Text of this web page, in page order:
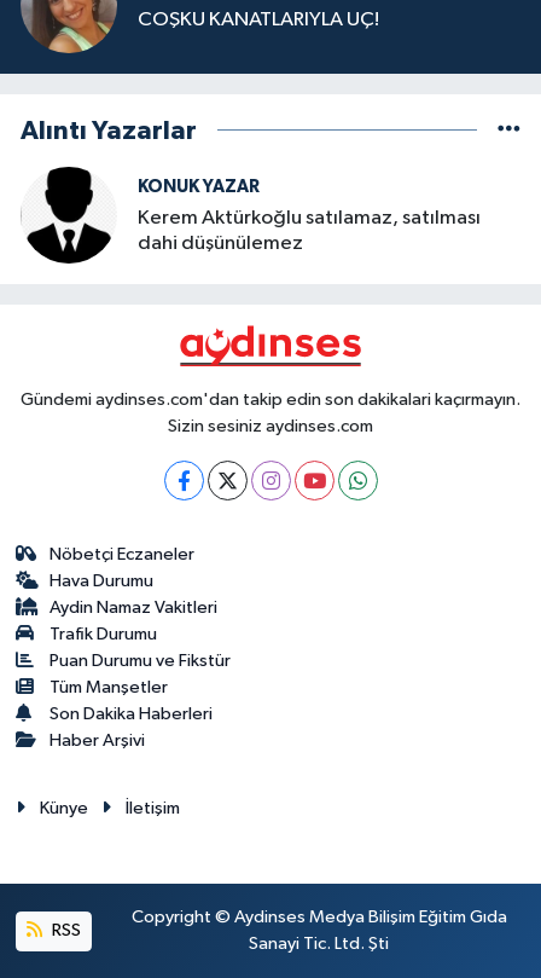
Kerem Aktürkoğlu satılamaz, satılması
Gündemi aydinses.com'dan takip edin son dakikalari kaçırmayın.
Sizin sesiniz aydinses.com
Nöbetçi Eczaneler
Hava Durumu
Aydin Namaz Vakitleri
Trafik Durumu
Puan Durumu ve Fikstür
Tüm Manşetler
Son Dakika Haberleri
Haber Arşivi
Künye İletişim
RSS
Copyright © Aydinses Medya Bilişim Eğitim Gıda
Sanayi Tic. Ltd. Şti